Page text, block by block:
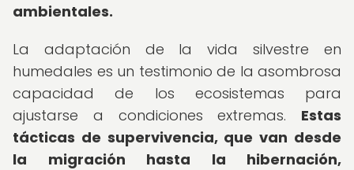
ambientales.
La adaptación de la vida silvestre en
humedales es un testimonio de la asombrosa
capacidad de los ecosistemas para
ajustarse a condiciones extremas. Estas
tácticas de supervivencia, que van desde
la migración hasta la hibernación,